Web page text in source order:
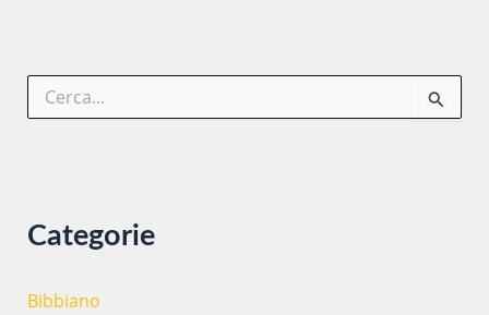
Ciofs
Bologna
C
Categorie
Bibbiano